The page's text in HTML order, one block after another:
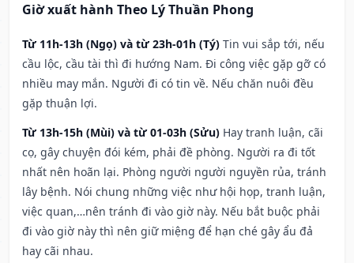
Giờ xuất hành Theo Lý Thuần Phong
Từ 11h-13h (Ngọ) và từ 23h-01h (Tý) Tin vui sắp tới, nếu
cầu lộc, cầu tài thì đi hướng Nam. Đi công việc gặp gỡ có
nhiều may mắn. Người đi có tin về. Nếu chăn nuôi đều
gặp thuận lợi.
Từ 13h-15h (Mùi) và từ 01-03h (Sửu) Hay tranh luận, cãi
cọ, gây chuyện đói kém, phải đề phòng. Người ra đi tốt
nhất nên hoãn lại. Phòng người người nguyền rủa, tránh
lây bệnh. Nói chung những việc như hội họp, tranh luận,
việc quan,…nên tránh đi vào giờ này. Nếu bắt buộc phải
đi vào giờ này thì nên giữ miệng để hạn ché gây ẩu đả
hay cãi nhau.